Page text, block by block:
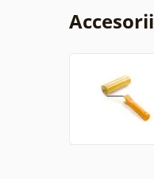
Accesorii